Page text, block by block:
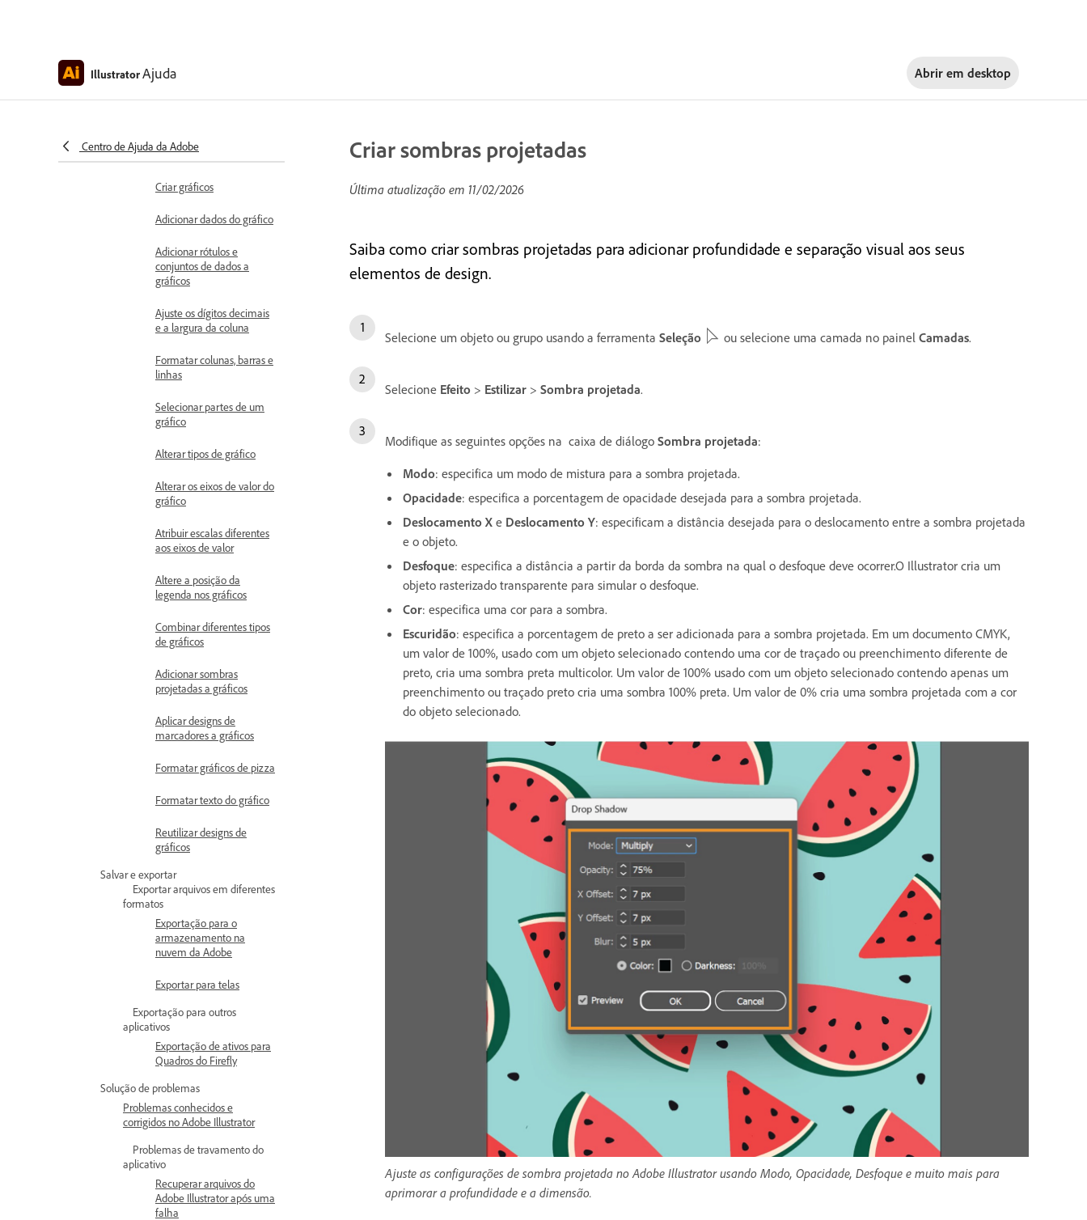
IllustratorAjuda Abrir em desktop
Centro de Ajuda da AdobeConjuntos de dados e
opções de rótulo
Criar gráficos
Adicionar dados do gráfico
Adicionar rótulos e
conjuntos de dados a
gráficos
Ajuste os dígitos decimais
e a largura da coluna
Formatar colunas, barras e
linhas
Selecionar partes de um
gráfico
Alterar tipos de gráfico
Alterar os eixos de valor do
gráfico
Atribuir escalas diferentes
aos eixos de valor
Altere a posição da
legenda nos gráficos
Combinar diferentes tipos
de gráficos
Adicionar sombras
projetadas a gráficos
Aplicar designs de
marcadores a gráficos
Formatar gráficos de pizza
Formatar texto do gráfico
Reutilizar designs de
gráficos
Salvar e exportar
Exportar arquivos em diferentes
formatos
Exportação para o
armazenamento na
nuvem da Adobe
Exportar para telas
Exportação para outros
aplicativos
Exportação de ativos para
Quadros do Firefly
Solução de problemas
Problemas conhecidos e
corrigidos no Adobe Illustrator
Problemas de travamento do
aplicativo
Recuperar arquivos do
Adobe Illustrator após uma
falha
Criar sombras projetadas
Última atualização em 11/02/2026
Saiba como criar sombras projetadas para adicionar profundidade e separação visual aos seus
elementos de design.
Selecione um objeto ou grupo usando a ferramenta Seleção ou selecione uma camada no painel Camadas.
Selecione Efeito > Estilizar > Sombra projetada.
Modifique as seguintes opções na caixa de diálogo Sombra projetada:
Modo: especifica um modo de mistura para a sombra projetada.
Opacidade: especifica a porcentagem de opacidade desejada para a sombra projetada.
Deslocamento X e Deslocamento Y: especificam a distância desejada para o deslocamento entre a sombra projetada
e o objeto.
Desfoque: especifica a distância a partir da borda da sombra na qual o desfoque deve ocorrer.O Illustrator cria um
objeto rasterizado transparente para simular o desfoque.
Cor: especifica uma cor para a sombra.
Escuridão: especifica a porcentagem de preto a ser adicionada para a sombra projetada. Em um documento CMYK,
um valor de 100%, usado com um objeto selecionado contendo uma cor de traçado ou preenchimento diferente de
preto, cria uma sombra preta multicolor. Um valor de 100% usado com um objeto selecionado contendo apenas um
preenchimento ou traçado preto cria uma sombra 100% preta. Um valor de 0% cria uma sombra projetada com a cor
do objeto selecionado.
Ajuste as configurações de sombra projetada no Adobe Illustrator usando Modo, Opacidade, Desfoque e muito mais para
aprimorar a profundidade e a dimensão.